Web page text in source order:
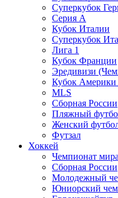
Суперкубок
Серия А
Кубок Италии
Суперкубок
Лига 1
Кубок Франции
Эредивизи
Кубок
MLS
Сборная России
Пляжный
Женский
Футзал
Хоккей
Чемпионат мира
Сборная России
Молодежный
Юниорский